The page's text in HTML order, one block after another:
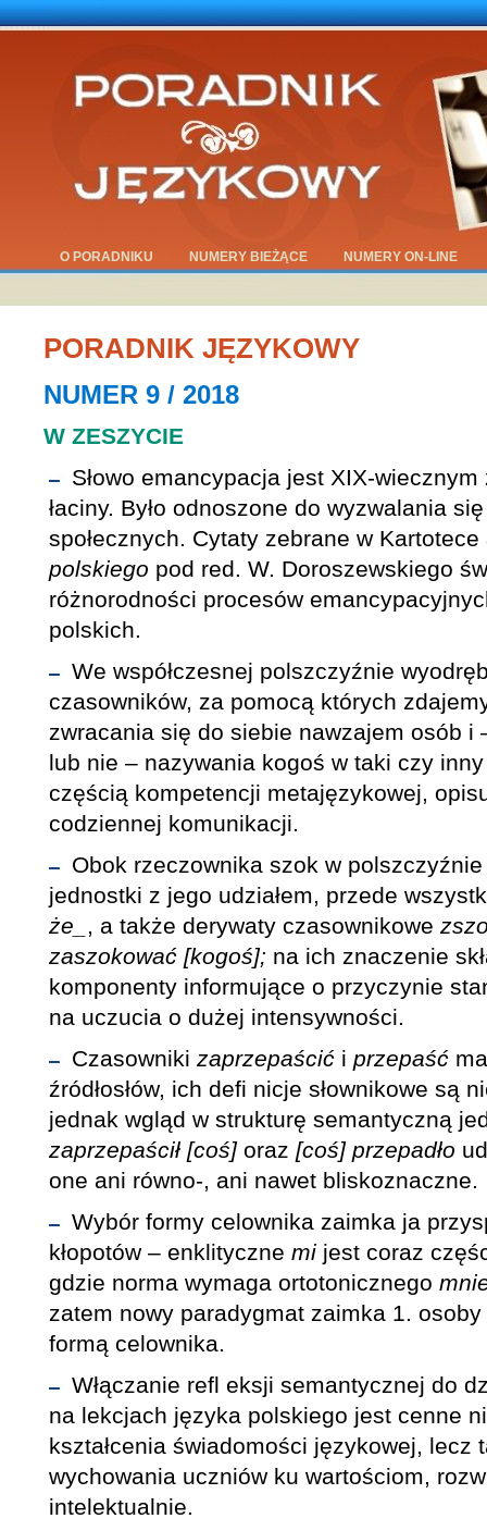
O PORADNIKU NUMERY BIEŻĄCE NUMERY ON-LINE
PORADNIK JĘZYKOWY
NUMER 9 / 2018
W ZESZYCIE
Słowo emancypacja jest XIX-
łaciny. Było odnoszone do wyzwalania
społecznych. Cytaty zebrane w Kartotece
polskiego pod red. W. Doroszewskiego
różnorodności procesów
polskich.
We współczesnej polszczyźnie
czasowników, za pomocą których
zwracania się do siebie nawzajem osób i
lub nie – nazywania kogoś w taki czy
częścią kompetencji metajęzykowej,
codziennej komunikacji.
Obok rzeczownika szok w
jednostki z jego udziałem, przede
że_ , a także derywaty czasownikowe
zaszokować [kogoś]; na ich znaczenie
komponenty informujące o przyczynie
na uczucia o dużej intensywności.
Czasowniki zaprzepaścić i przepaść
źródłosłów, ich defi nicje słownikowe są
jednak wgląd w strukturę semantyczną
zaprzepaścił [coś]oraz [coś] przepadło
one ani równo-, ani nawet bliskoznaczne.
Wybór formy celownika zaimka ja
kłopotów – enklityczne mi jest coraz
gdzie norma wymaga ortotonicznego
zatem nowy paradygmat zaimka 1.
formą celownika.
Włączanie refl eksji semantycznej do
na lekcjach języka polskiego jest cenne
kształcenia świadomości językowej, lecz
wychowania uczniów ku wartościom,
intelektualnie.